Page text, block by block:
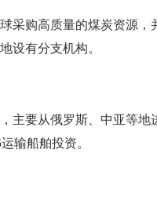
采购高质量的煤炭资源
设有分支机构。
主要从俄罗斯、中亚等
输船舶投资。